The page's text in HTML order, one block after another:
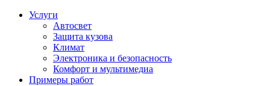
Услуги
Автосвет
Защита кузова
Климат
Электроника и безопасность
Комфорт и мультимедиа
Примеры работ